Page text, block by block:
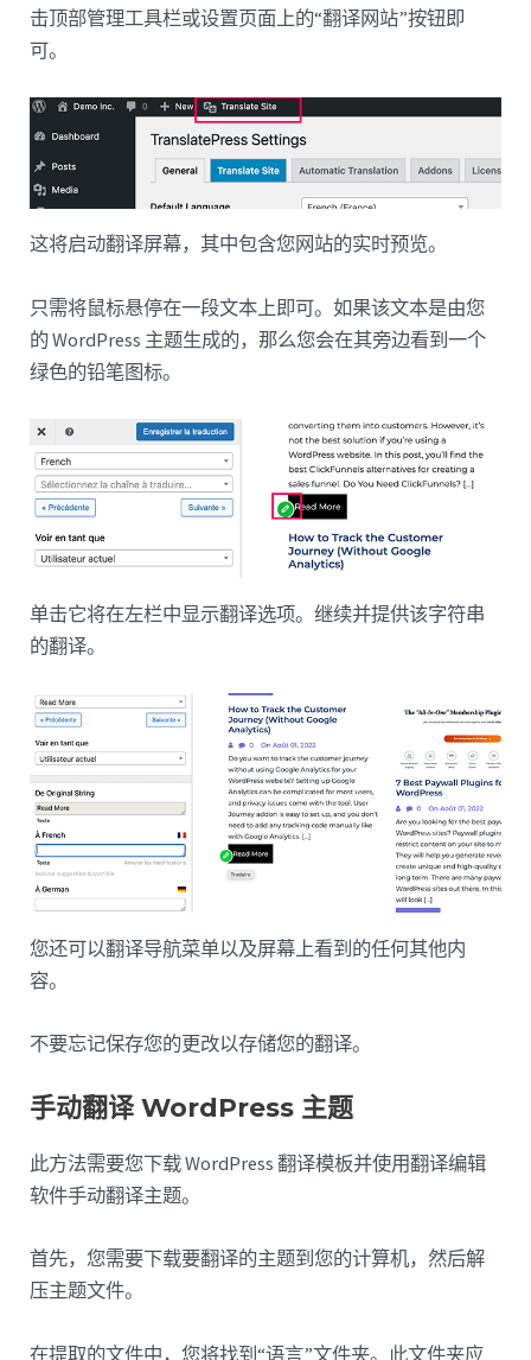
击顶部管理工具栏或设置页面上的“翻译网站”按钮即
可。
这将启动翻译屏幕，其中包含您网站的实时预览。
只需将鼠标悬停在一段文本上即可。如果该文本是由您
的 WordPress 主题生成的，那么您会在其旁边看到一个
绿色的铅笔图标。
单击它将在左栏中显示翻译选项。继续并提供该字符串
的翻译。
您还可以翻译导航菜单以及屏幕上看到的任何其他内
容。
不要忘记保存您的更改以存储您的翻译。
手动翻译 WordPress 主题
此方法需要您下载 WordPress 翻译模板并使用翻译编辑
软件手动翻译主题。
首先，您需要下载要翻译的主题到您的计算机，然后解
压主题文件。
在提取的文件中，您将找到“语言”文件夹。此文件夹应